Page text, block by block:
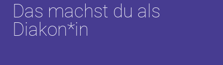
Das machst du als
Diakon*in